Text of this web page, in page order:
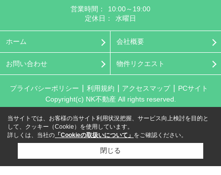
営業時間：
10:00～19:00
定休日：
水曜日
ホーム 会社概要
お問い合わせ 物件リクエスト
プライバシーポリシー 利用規約 アクセスマップ
PCサイト
Copyright(c) NK不動産 All rights reserved.
当サイトでは、お客様の当サイト利用状況把握、サービス向上検討を目的と
して、クッキー（Cookie）を使用しています。
詳しくは、当社の 「Cookieの取扱いについて」 をご確認ください。
閉じる